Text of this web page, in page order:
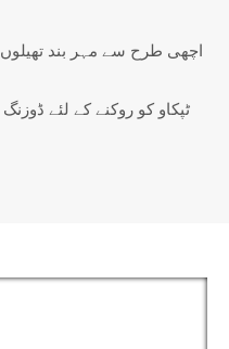
اچھی طرح سے مہر بند تھیلوں
ٹپکاو کو روکنے کے لئے